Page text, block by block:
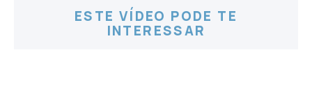
ESTE VÍDEO PODE TE
INTERESSAR